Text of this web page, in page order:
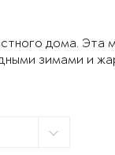
дома.
зимами и